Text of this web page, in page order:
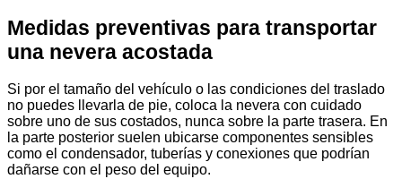
Medidas preventivas para transportar
una nevera acostada
Si por el tamaño del vehículo o las condiciones del traslado
no puedes llevarla de pie, coloca la nevera con cuidado
sobre uno de sus costados, nunca sobre la parte trasera. En
la parte posterior suelen ubicarse componentes sensibles
como el condensador, tuberías y conexiones que podrían
dañarse con el peso del equipo.